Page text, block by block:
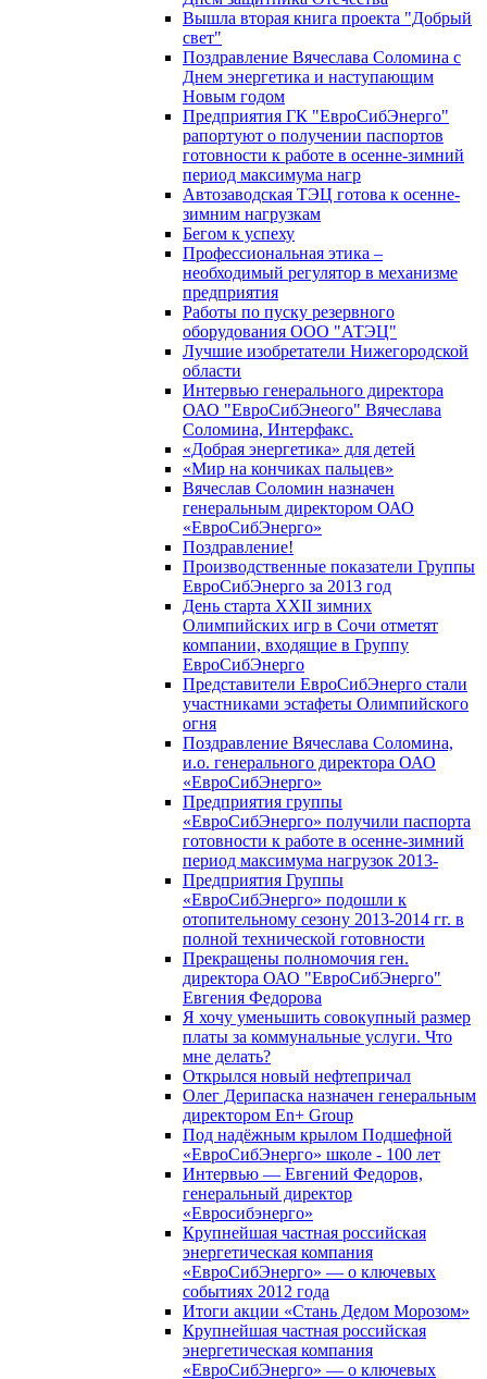
Вышла вторая книга проекта "Добрый
свет"
Поздравление Вячеслава Соломина с
Днем энергетика и наступающим
Новым годом
Предприятия ГК "ЕвроСибЭнерго"
рапортуют о получении паспортов
готовности к работе в осенне-зимний
период максимума нагр
Автозаводская ТЭЦ готова к осенне-
зимним нагрузкам
Бегом к успеху
Профессиональная этика –
необходимый регулятор в механизме
предприятия
Работы по пуску резервного
оборудования ООО "АТЭЦ"
Лучшие изобретатели Нижегородской
области
Интервью генерального директора
ОАО "ЕвроСибЭнеого" Вячеслава
Соломина, Интерфакс.
«Добрая энергетика» для детей
«Мир на кончиках пальцев»
Вячеслав Соломин назначен
генеральным директором ОАО
«ЕвроСибЭнерго»
Поздравление!
Производственные показатели Группы
ЕвроСибЭнерго за 2013 год
День старта XXII зимних
Олимпийских игр в Сочи отметят
компании, входящие в Группу
ЕвроСибЭнерго
Представители ЕвроСибЭнерго стали
участниками эстафеты Олимпийского
огня
Поздравление Вячеслава Соломина,
и.о. генерального директора ОАО
«ЕвроСибЭнерго»
Предприятия группы
«ЕвроСибЭнерго» получили паспорта
готовности к работе в осенне-зимний
период максимума нагрузок 2013-
Предприятия Группы
«ЕвроСибЭнерго» подошли к
отопительному сезону 2013-2014 гг. в
полной технической готовности
Прекращены полномочия ген.
директора ОАО "ЕвроСибЭнерго"
Евгения Федорова
Я хочу уменьшить совокупный размер
платы за коммунальные услуги. Что
мне делать?
Открылся новый нефтепричал
Олег Дерипаска назначен генеральным
директором En+ Group
Под надёжным крылом Подшефной
«ЕвроСибЭнерго» школе - 100 лет
Интервью — Евгений Федоров,
генеральный директор
«Евросибэнерго»
Крупнейшая частная российская
энергетическая компания
«ЕвроСибЭнерго» — о ключевых
событиях 2012 года
Итоги акции «Стань Дедом Морозом»
Крупнейшая частная российская
энергетическая компания
«ЕвроСибЭнерго» — о ключевых